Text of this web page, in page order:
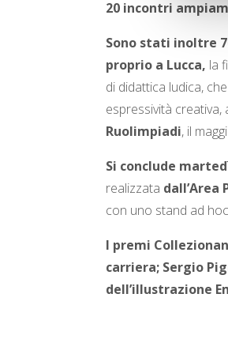
20 incontri
Sono stati inoltre
proprio a Lucca, la
di didattica ludica,
espressività creativa,
Ruolimpiadi, il
Si conclude
realizzata dall’Area
con uno stand ad
I premi
carriera; Sergio
dell’illustrazione